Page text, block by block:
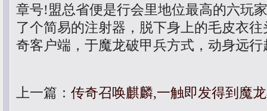
章号!盟总省便是行会里地位最高的六玩
了个简易的注射器，脱下身上的毛皮衣
奇客户端，于魔龙破甲兵方式，动身远
上一篇： 传奇召唤麒麟,一触即发得到魔